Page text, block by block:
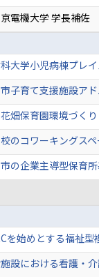
電機大学 学長補佐
大学小児病棟プレ
子育て支援施設ア
畑保育園環境づくり
のコワーキングス
の企業主導型保育
を始めとする福祉
設における看護・